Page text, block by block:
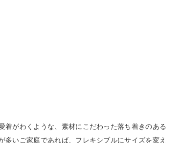
がわくような、素材にこだわった落ち着きのある
いご家庭であれば、フレキシブルにサイズを変え